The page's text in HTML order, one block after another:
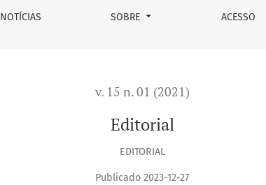
NOTÍCIAS SOBRE ACESSO
v. 15 n. 01 (2021)
Editorial
EDITORIAL
Publicado 2023-12-27